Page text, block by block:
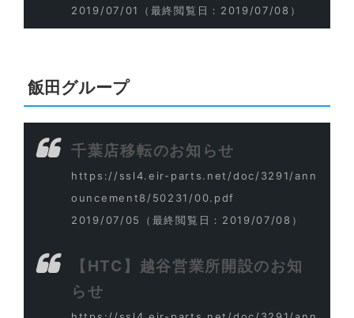
2019/07/01
（最終閲覧日：2019/07/08）
飯田グループ
千葉店移転のお知らせ
https://ssl4.eir-parts.net/doc/3291/ann
ouncement8/50231/00.pdf
2019/07/05
（最終閲覧日：2019/07/08）
【HTC】越谷営業所開設のお知
らせ